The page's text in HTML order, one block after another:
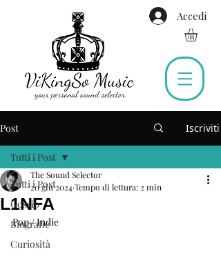
Accedi
Post Iscriviti
Tutti i Post
Gossip
Biografie
Curiosità
Tutti i Post
L1NFA
The Sound Selector
20 giu 2024Tempo di lettura: 2 min
Pop / Indie